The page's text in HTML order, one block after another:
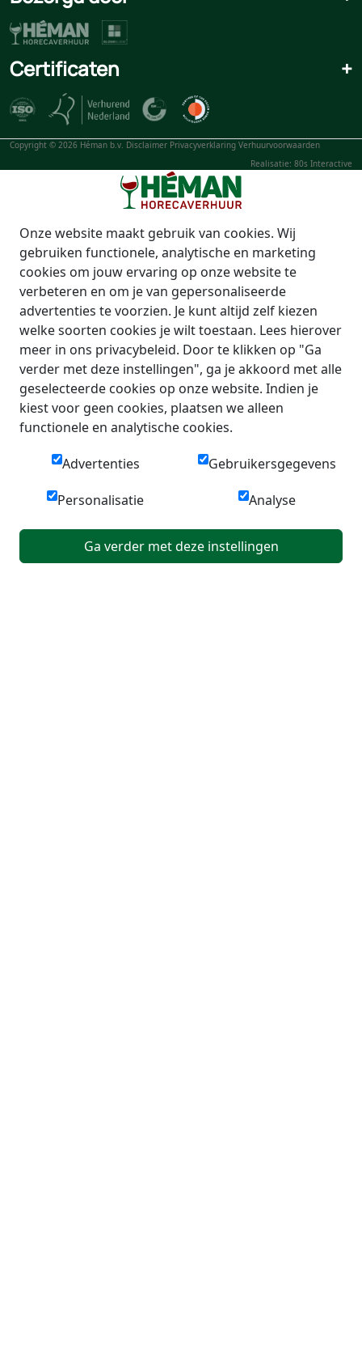
Certificaten +
Copyright © 2026 Héman b.v. Disclaimer Privacyverklaring Verhuurvoorwaarden
Realisatie: 80s Interactive
Onze website maakt gebruik van cookies. Wij
gebruiken functionele, analytische en marketing
cookies om jouw ervaring op onze website te
verbeteren en om je van gepersonaliseerde
advertenties te voorzien. Je kunt altijd zelf kiezen
welke soorten cookies je wilt toestaan. Lees hierover
meer in ons privacybeleid. Door te klikken op "Ga
verder met deze instellingen", ga je akkoord met alle
geselecteerde cookies op onze website. Indien je
kiest voor geen cookies, plaatsen we alleen
functionele en analytische cookies.
Advertenties Gebruikersgegevens
Personalisatie Analyse
Ga verder met deze instellingen